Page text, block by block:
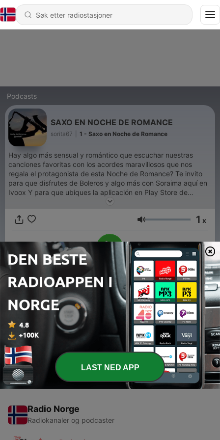
Podcasts
SAXO EN NOCHE DE ROMANCE
sorita67 1 - Saxo en Noche de Romance
Hay algo más sensual y romántico que escuchar nuestras
canciones favoritas con los acordes maravillosos que nos
regala el protagonista de esta Noche de Romance? Te invito
para que disfrutes de Boleros y algo más con Soraima aquí en
Ivoox Y para que ubiques la aplicación en Play Store de
Volum 1 x
00:00
Episoder
- Saxo en Noche de Romance
Radio Norge
Radiokanaler og podcaster
LAST NED APP